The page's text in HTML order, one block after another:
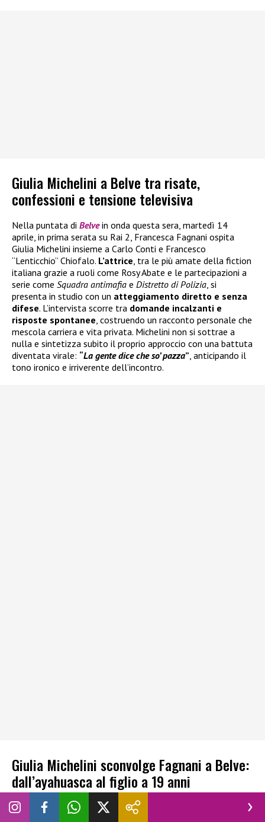
Giulia Michelini a Belve tra risate,
confessioni e tensione televisiva
Nella puntata di Belve in onda questa sera, martedì 14
aprile, in prima serata su Rai 2, Francesca Fagnani ospita
Giulia Michelini insieme a Carlo Conti e Francesco
“Lenticchio” Chiofalo. L’attrice, tra le più amate della fiction
italiana grazie a ruoli come Rosy Abate e le partecipazioni a
serie come Squadra antimafia e Distretto di Polizia, si
presenta in studio con un atteggiamento diretto e senza
difese. L’intervista scorre tra domande incalzanti e
risposte spontanee, costruendo un racconto personale che
mescola carriera e vita privata. Michelini non si sottrae a
nulla e sintetizza subito il proprio approccio con una battuta
diventata virale: “La gente dice che so’ pazza”, anticipando il
tono ironico e irriverente dell’incontro.
Giulia Michelini sconvolge Fagnani a Belve:
dall’ayahuasca al figlio a 19 anni
Uno dei momenti più discussi riguarda il tema delle